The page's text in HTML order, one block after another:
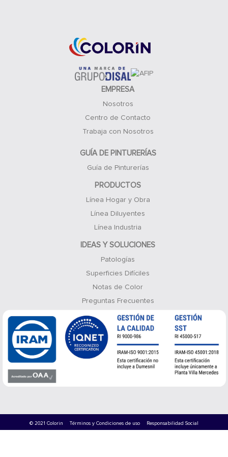
EMPRESA
Nosotros
Centro de Contacto
Trabaja con Nosotros
GUÍA DE PINTURERÍAS
Guía de Pinturerías
PRODUCTOS
Línea Hogar y Obra
Línea Diluyentes
Línea Industria
IDEAS Y SOLUCIONES
Patologías
Superficies Difíciles
Notas de Color
Preguntas Frecuentes
© 2021 Colorin Términos y Condiciones de uso Responsabilidad Social